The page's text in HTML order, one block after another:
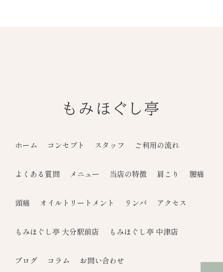
ホーム コンセプト スタッフ ご利用の流れ
よくある質問 メニュー 当店の特徴 肩こり 腰痛
頭痛 オイルトリートメント リンパ アクセス
もみほぐし亭 大分駅前店 もみほぐし亭 中津店
ブログ コラム お問い合わせ